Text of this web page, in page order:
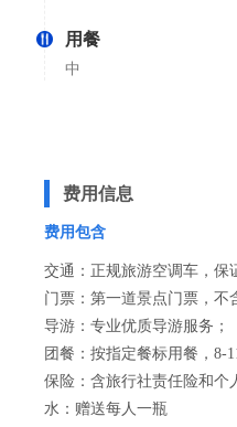
用餐
中
费用信息
费用包含
交通：正规旅游空调车，保
门票：第一道景点门票，不
导游：专业优质导游服务；
团餐：按指定餐标用餐，8-
保险：含旅行社责任险和个
水：赠送每人一瓶